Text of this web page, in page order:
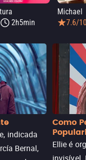
2h5min
Michael
7.6/10
indicada
Bernal,
Como
Ellie é